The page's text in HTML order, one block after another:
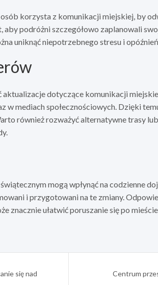
korzysta z komunikacji miejskiej, by
podróżni szczegółowo zaplanowali
uniknąć niepotrzebnego stresu i
dotyczące komunikacji
mediach społecznościowych. Dzięki
również rozważyć alternatywne trasy
mogą wpłynąć na codzienne
i przygotowani na te zmiany.
znacznie ułatwić poruszanie się po
się nad
Centrum